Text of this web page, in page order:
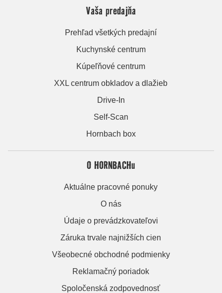
Vaša predajňa
Prehľad všetkých predajní
Kuchynské centrum
Kúpeľňové centrum
XXL centrum obkladov a dlažieb
Drive-In
Self-Scan
Hornbach box
O HORNBACHu
Aktuálne pracovné ponuky
O nás
Údaje o prevádzkovateľovi
Záruka trvale najnižších cien
Všeobecné obchodné podmienky
Reklamačný poriadok
Spoločenská zodpovednosť